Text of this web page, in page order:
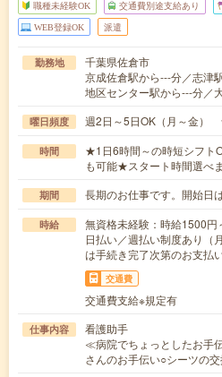
職種未経験OK 交通費別途支給あり
WEB登録OK 派遣
勤務地
千葉県佐倉市
京成佐倉駅から---分／志津
地区センター駅から---分／
曜日頻度 週2日～5日OK（月～金）
時間
★1日6時間～の時短シフト
も可能★スタート時間選べ
期間 長期のお仕事です。開始
時給
無資格未経験：時給1500
日払い／週払い制度あり（
は手続き完了次第のお支払
交通費
交通費支給※規定有
仕事内容
看護助手
≪病院でちょっとしたお手
さんのお手伝い○シーツの